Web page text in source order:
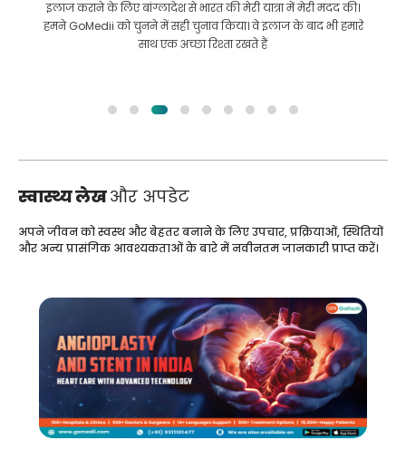
इलाज कराने के लिए बांग्लादेश से भारत की मेरी यात्रा में मेरी मदद की।
हमने GoMedii को चुनने में सही चुनाव किया। वे इलाज के बाद भी हमारे
साथ एक अच्छा रिश्ता रखते हैं
स्वास्थ्य लेखऔर अपडेट
अपने जीवन को स्वस्थ और बेहतर बनाने के लिए उपचार, प्रक्रियाओं, स्थितियों
और अन्य प्रासंगिक आवश्यकताओं के बारे में नवीनतम जानकारी प्राप्त करें।